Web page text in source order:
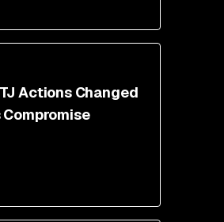
Actions Changed